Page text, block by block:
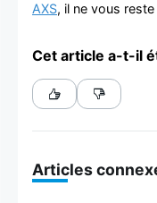
AXS, il ne vous
Cet article a-t-il
Articles